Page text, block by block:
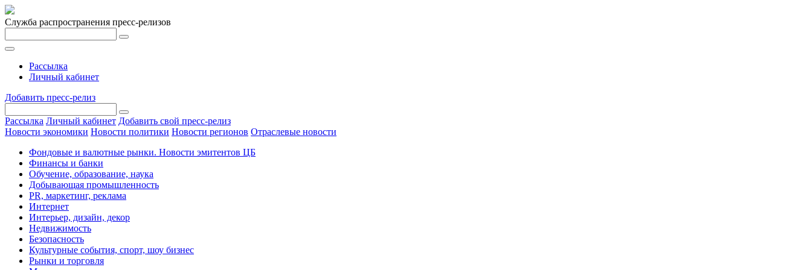
Служба распространения пресс-релизов
Рассылка
Личный кабинет
Добавить пресс-релиз
Рассылка Личный кабинет Добавить свой пресс-релиз
Новости экономики Новости политики Новости регионов Отраслевые новости
Фондовые и валютные рынки. Новости эмитентов ЦБ
Финансы и банки
Обучение, образование, наука
Добывающая промышленность
PR, маркетинг, реклама
Интернет
Интерьер, дизайн, декор
Недвижимость
Безопасность
Культурные события, спорт, шоу бизнес
Рынки и торговля